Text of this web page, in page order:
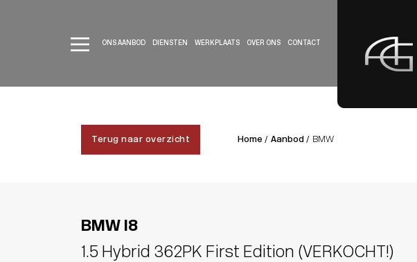
ONS AANBOD DIENSTEN WERKPLAATS OVER ONS CONTACT
Terug naar overzicht Home / Aanbod / BMW
BMW I8
1.5 Hybrid 362PK First Edition (VERKOCHT!)